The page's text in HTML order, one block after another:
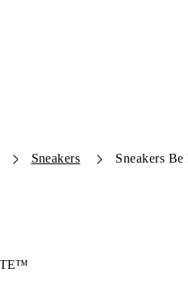
Sneakers Sneakers